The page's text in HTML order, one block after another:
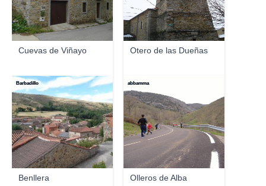
Cuevas de Viñayo Otero de las Dueñas
Benllera
Barbadillo
Olleros de Alba
abbamma